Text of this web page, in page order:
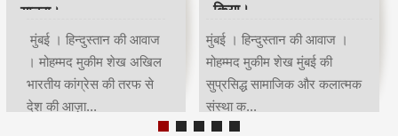
आयोजित किया रोजा इफ्तार
मुंबई | हिन्दुस्तान की आवाज |
मोहम्मद मुकीम शेखमुंबई कांग्रेस
अध्यक्ष भाई जगताप व कार्याध्यक्ष
चरणसि...
सम्मान किया।
मुंबई । हिन्दुस्तान की आवाज ।
मोहम्मद मुकीम शेख भारतीय क्रिकेट
के भगवान कहे जाने वाले देश के
मह...